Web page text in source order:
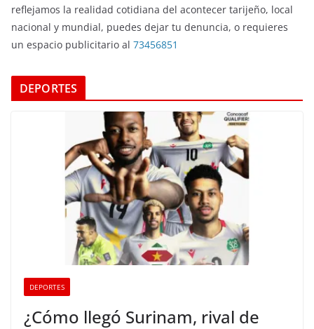
reflejamos la realidad cotidiana del acontecer tarijeño, local
nacional y mundial, puedes dejar tu denuncia, o requieres
un espacio publicitario al 73456851
DEPORTES
DEPORTES
¿Cómo llegó Surinam, rival de